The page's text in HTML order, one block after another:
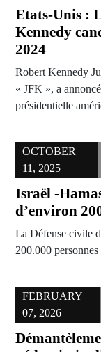
Etats-Unis :
Kennedy
2024
Robert Kennedy
« JFK », a
présidentielle
OCTOBER
11, 2025
Israël -
d’environ
La Défense civile
200.000
FEBRUARY
07, 2026